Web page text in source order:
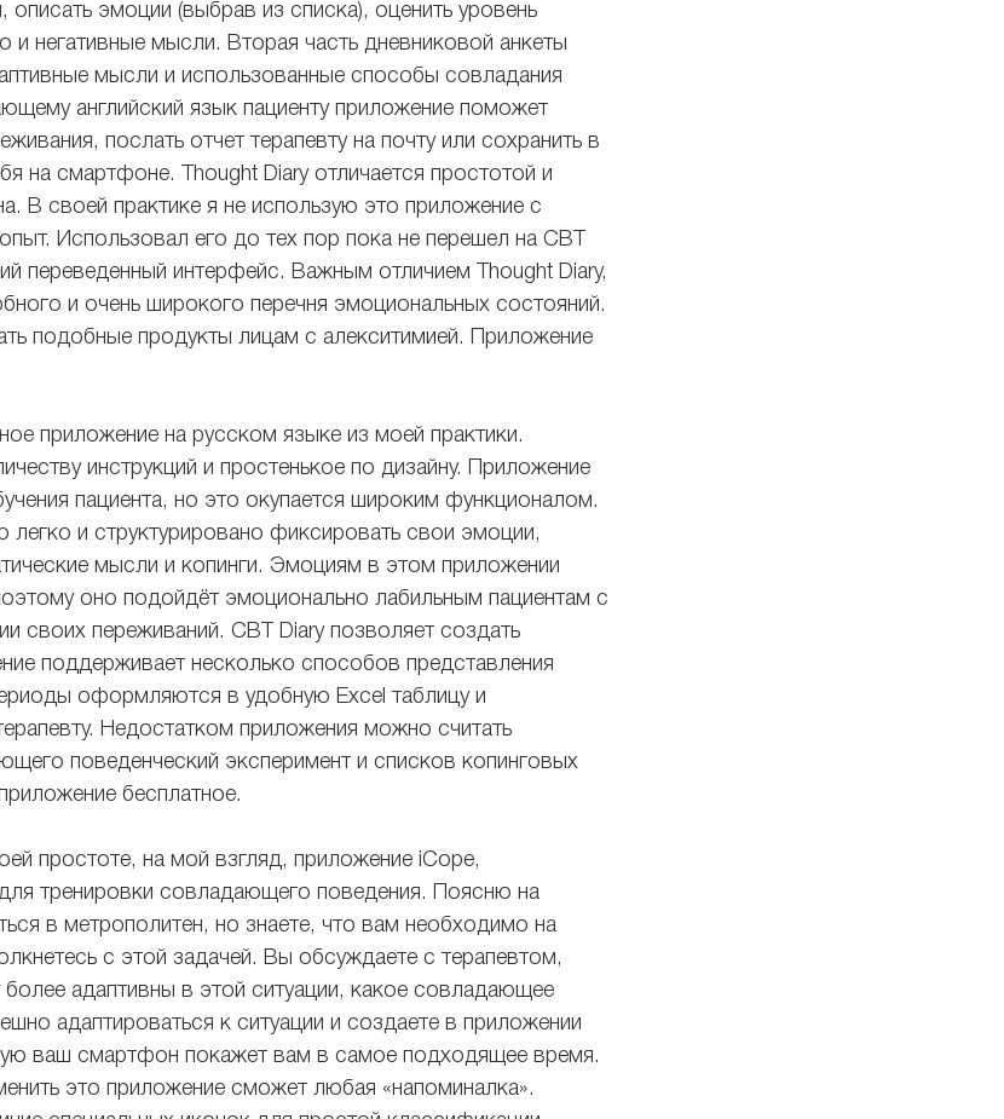
описать эмоции (выбрав из списка), оценить уровень
и негативные мысли. Вторая часть дневниковой анкеты
мысли и использованные способы совладания
английский язык пациенту приложение поможет
послать отчет терапевту на почту или сохранить в
на смартфоне. Thought Diary отличается простотой и
В своей практике я не использую это приложение с
Использовал его до тех пор пока не перешел на CBT
переведенный интерфейс. Важным отличием Thought Diary,
и очень широкого перечня эмоциональных состояний.
подобные продукты лицам с алекситимией. Приложение
приложение на русском языке из моей практики.
инструкций и простенькое по дизайну. Приложение
пациента, но это окупается широким функционалом.
и структурировано фиксировать свои эмоции,
мысли и копинги. Эмоциям в этом приложении
оно подойдёт эмоционально лабильным пациентам с
своих переживаний. CBT Diary позволяет создать
поддерживает несколько способов представления
оформляются в удобную Excel таблицу и
Недостатком приложения можно считать
поведенческий эксперимент и списков копинговых
бесплатное.
простоте, на мой взгляд, приложение iCope,
тренировки совладающего поведения. Поясню на
в метрополитен, но знаете, что вам необходимо на
с этой задачей. Вы обсуждаете с терапевтом,
адаптивны в этой ситуации, какое совладающее
адаптироваться к ситуации и создаете в приложении
ваш смартфон покажет вам в самое подходящее время.
это приложение сможет любая «напоминалка».